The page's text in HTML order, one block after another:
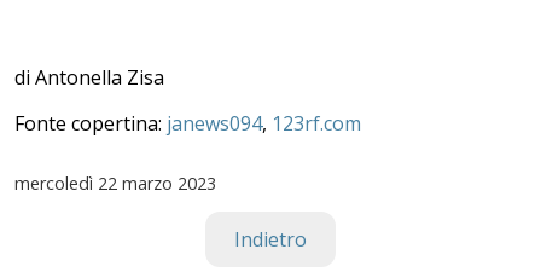
di Antonella Zisa
Fonte copertina: janews094, 123rf.com
mercoledì 22 marzo 2023
Indietro